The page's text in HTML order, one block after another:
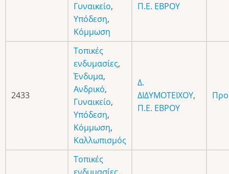
Γυναικείο,
Υπόδεση,
Κόμμωση
Π.Ε. ΕΒΡΟΥ
2433
Τοπικές
ενδυμασίες,
Ένδυμα,
Ανδρικό,
Γυναικείο,
Υπόδεση,
Κόμμωση,
Καλλωπισμός
Δ.
ΔΙΔΥΜΟΤΕΙΧΟΥ,
Π.Ε. ΕΒΡΟΥ
Τοπικές